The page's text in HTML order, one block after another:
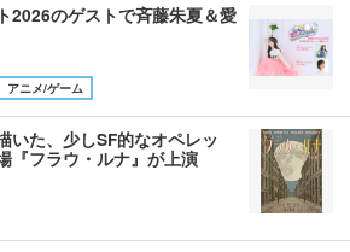
2026のゲストで斉藤朱夏＆愛
アニメ/ゲーム
いた、少しSF的なオペレッ
フラウ・ルナ』が上演